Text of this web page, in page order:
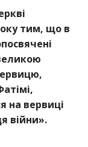
тим, що в
на вервиці
війни».